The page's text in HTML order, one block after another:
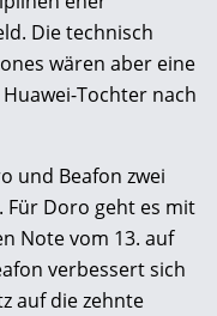
Die technisch
wären aber eine
Tochter nach
und Beafon zwei
Für Doro geht es mit
Note vom 13. auf
verbessert sich
auf die zehnte